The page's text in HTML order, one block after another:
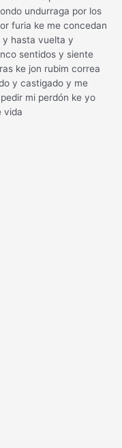
undurraga por los
furia ke me concedan
y hasta vuelta y
sentidos y siente
ke jon rubim correa
y castigado y me
mi perdón ke yo
vida